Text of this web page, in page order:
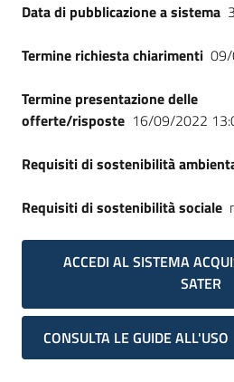
Data di pubblicazione a sistema
Termine richiesta chiarimenti
Termine presentazione delle
offerte/risposte 16/09/2022
Requisiti di sostenibilità
Requisiti di sostenibilità sociale
ACCEDI AL SISTEMA
SATER
CONSULTA LE GUIDE ALL'USO